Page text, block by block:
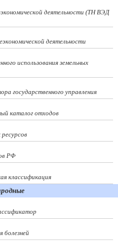
деятельности (ТН ВЭД
деятельности
использования земельных
государственного управления
каталог отходов
РФ
классификация
болезней